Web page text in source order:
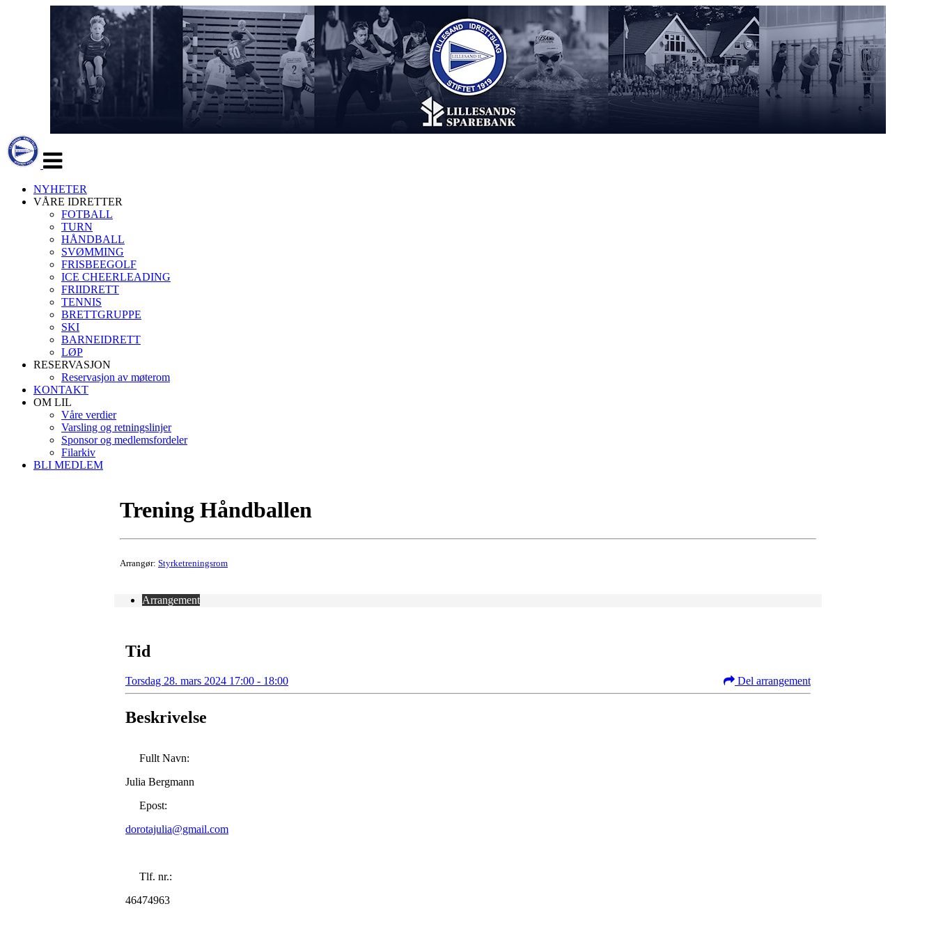
navigasjon
NYHETER
VÅRE IDRETTER
FOTBALL
TURN
HÅNDBALL
SVØMMING
FRISBEEGOLF
ICE CHEERLEADING
FRIIDRETT
TENNIS
BRETTGRUPPE
SKI
BARNEIDRETT
LØP
RESERVASJON
Reservasjon av møterom
KONTAKT
OM LIL
Våre verdier
Varsling og retningslinjer
Sponsor og medlemsfordeler
Filarkiv
BLI MEDLEM
Trening Håndballen
Arrangør: Styrketreningsrom
Arrangement
Tid
Torsdag 28. mars 2024 17:00 - 18:00 Del arrangement
Beskrivelse
Fullt Navn:
Julia Bergmann
Epost:
dorotajulia@gmail.com
Tlf. nr.:
46474963